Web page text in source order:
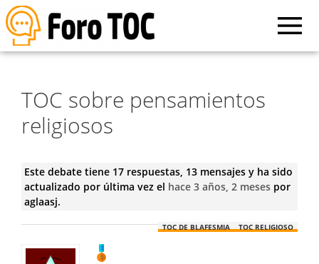
TOC sobre pensamientos
religiosos
Este debate tiene 17 respuestas, 13 mensajes y ha sido
actualizado por última vez el hace 3 años, 2 mesespor
aglaasj.
TOC DE BLAFESMIA TOC RELIGIOSO